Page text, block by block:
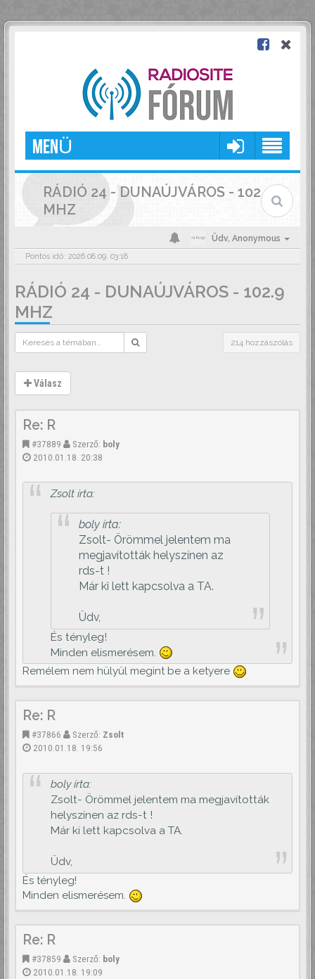
MENÜ
RÁDIÓ 24 - DUNAÚJVÁROS - 102.9
MHZ
Üdv, Anonymous
Pontos idő: 2026.08.09. 03:18
RÁDIÓ 24 - DUNAÚJVÁROS - 102.9
MHZ
214 hozzászólás
Válasz
Re: R
#37889 Szerző: boly
2010.01.18. 20:38
Zsolt írta:
boly írta:
Zsolt- Örömmel jelentem ma
megjavították helyszínen az
rds-t !
Már ki lett kapcsolva a TA.
Üdv,
És tényleg!
Minden elismerésem.
Remélem nem hülyül megint be a ketyere
Re: R
#37866 Szerző: Zsolt
2010.01.18. 19:56
boly írta:
Zsolt- Örömmel jelentem ma megjavították
helyszínen az rds-t !
Már ki lett kapcsolva a TA.
Üdv,
És tényleg!
Minden elismerésem.
Re: R
#37859 Szerző: boly
2010.01.18. 19:09